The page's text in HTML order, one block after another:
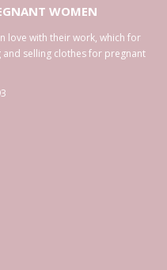
WOMEN
love with their work, which for
selling clothes for pregnant